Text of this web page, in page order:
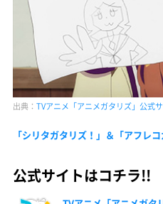
出典： TVアニメ「アニメガタリズ」公式
「シリタガタリズ！」＆「アフレ
公式サイトはコチラ!!